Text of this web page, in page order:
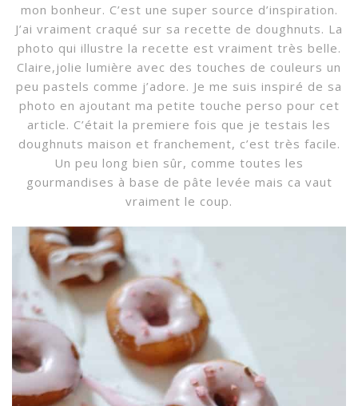
mon bonheur. C’est une super source d’inspiration.
J’ai vraiment craqué sur sa recette de doughnuts. La
photo qui illustre la recette est vraiment très belle.
Claire,jolie lumière avec des touches de couleurs un
peu pastels comme j’adore. Je me suis inspiré de sa
photo en ajoutant ma petite touche perso pour cet
article. C’était la premiere fois que je testais les
doughnuts maison et franchement, c’est très facile.
Un peu long bien sûr, comme toutes les
gourmandises à base de pâte levée mais ca vaut
vraiment le coup.